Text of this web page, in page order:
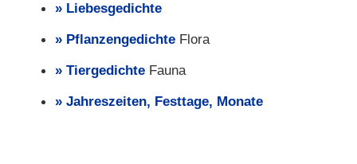
Liebesgedichte
PflanzengedichteFlora
TiergedichteFauna
Jahreszeiten, Festtage, Monate